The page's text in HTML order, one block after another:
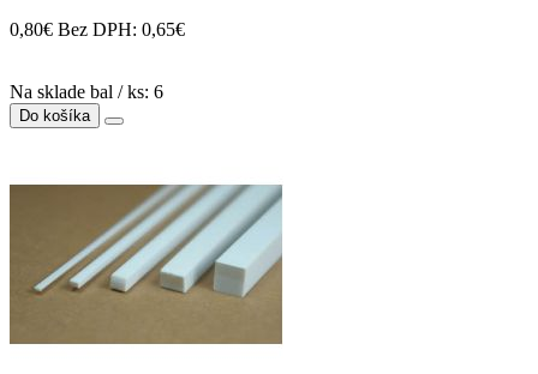
0,80€ Bez DPH: 0,65€
Na sklade bal / ks: 6
Do košíka